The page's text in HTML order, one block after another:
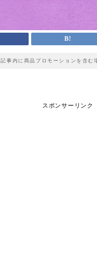
記事内に商品プロモーションを含む
スポンサーリンク